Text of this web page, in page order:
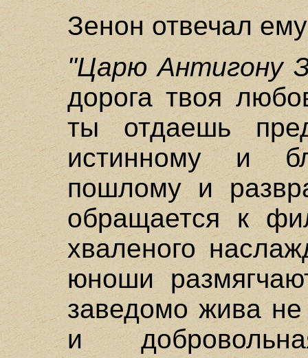
Зенон отвечал
"Царю Антигону
дорога твоя
ты отдаешь
истинному и
пошлому и
обращается к
хваленого
юноши
заведомо жива
и